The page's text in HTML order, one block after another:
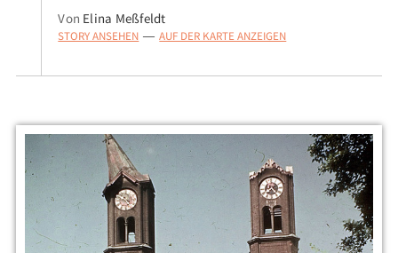
Von Elina Meßfeldt
STORY ANSEHEN — AUF DER KARTE ANZEIGEN